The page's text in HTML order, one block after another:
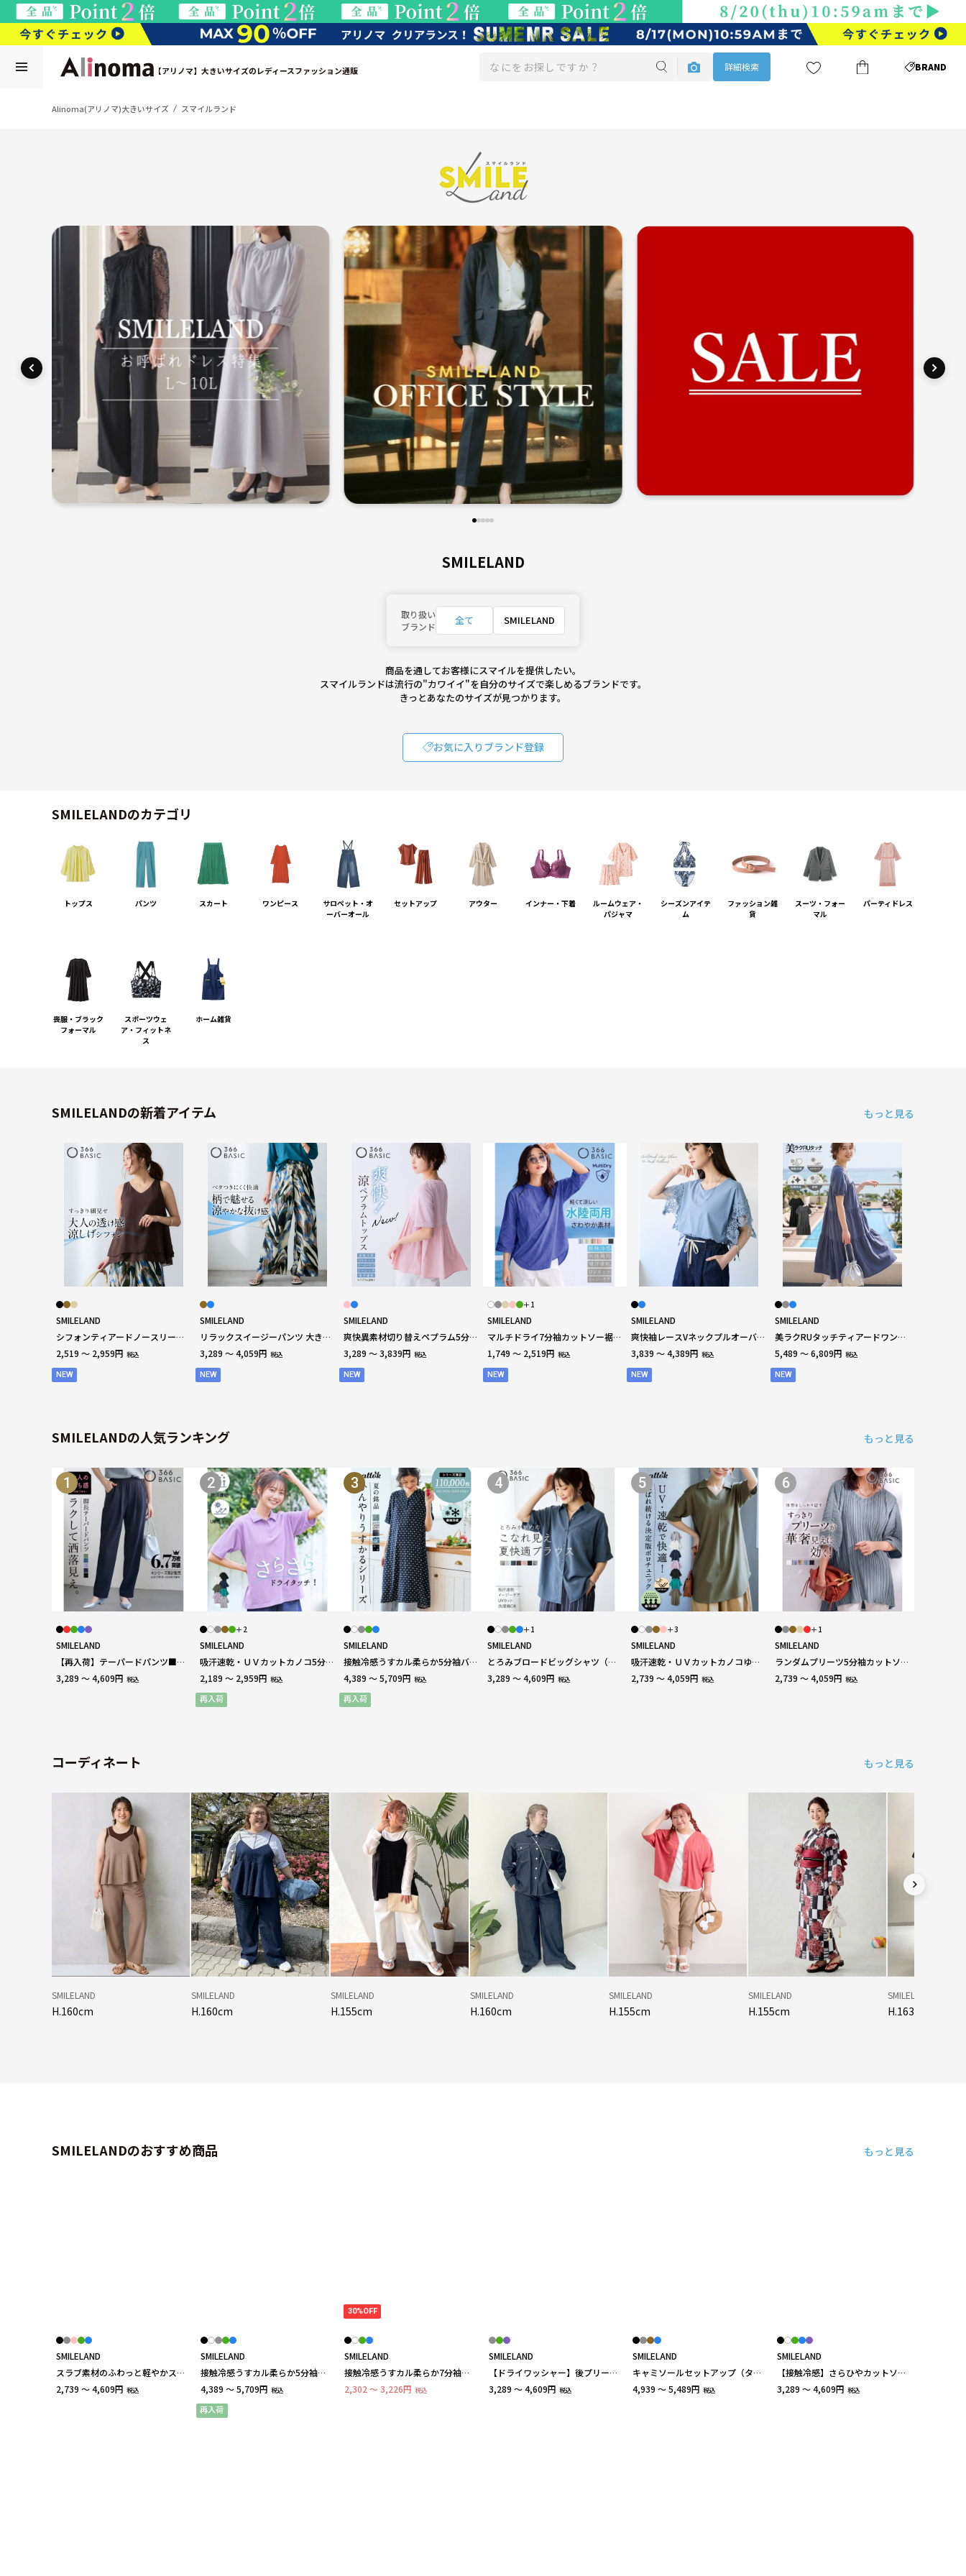
【アリノマ】大きいサイズのレディースファッション通販 詳細検索 BRAND
Alinoma(アリノマ)大きいサイズ スマイルランド
SMILELAND
取り扱い
ブランド
全て SMILELAND
商品を通してお客様にスマイルを提供したい。
スマイルランドは流行の"カワイイ"を自分のサイズで楽しめるブランドです。
きっとあなたのサイズが見つかります。
お気に入りブランド登録
SMILELANDのカテゴリ
トップス パンツ スカート ワンピース
サロペット・オ
ーバーオール
セットアップ アウター インナー・下着
ルームウェア・
パジャマ
シーズンアイテ
ム
ファッション雑
貨
スーツ・フォー
マル
パーティドレス
喪服・ブラック
フォーマル
スポーツウェ
ア・フィットネ
ス
ホーム雑貨
SMILELANDの新着アイテム もっと見る
SMILELAND
シフォンティアードノースリーブ
ブラウス 大きいサイズ
2,519 ～ 2,959円 税込
NEW
SMILELAND
リラックスイージーパンツ 大きい
サイズ
3,289 ～ 4,059円 税込
NEW
SMILELAND
爽快異素材切り替えペプラム5分袖
プルオーバー(接触冷感・吸汗速
乾・イージーケア・UVカット・ス
トレッチ） 大きいサイズ
3,289 ～ 3,839円 税込
NEW
＋1
SMILELAND
マルチドライ7分袖カットソー裾ラ
ウンドチュニック（水陸両用・接
触冷感・UVカット・吸汗速乾） 大
きいサイズ
1,749 ～ 2,519円 税込
NEW
SMILELAND
爽快袖レースVネックプルオーバー
（接触冷感・UVカット・ストレッ
チ） 大きいサイズ
3,839 ～ 4,389円 税込
NEW
SMILELAND
美ラクRUタッチティアードワンピ
ース（接触冷感・UVカット） 大
きいサイズ
5,489 ～ 6,809円 税込
NEW
SMILELANDの人気ランキング もっと見る
1
SMILELAND
【再入荷】テーパードパンツ■大
人の落ち感シリーズ■ 大きいサ
イズ
3,289 ～ 4,609円 税込
2
＋2
SMILELAND
吸汗速乾・ＵＶカットカノコ5分袖
ポロシャツ 大きいサイズ
2,189 ～ 2,959円 税込
再入荷
3
SMILELAND
接触冷感うすカル柔らか5分袖バン
ドカラーワンピース 大きいサイズ
4,389 ～ 5,709円 税込
再入荷
4
＋1
SMILELAND
とろみブロードビッグシャツ（イ
ージーケア・吸汗速乾） 大きい
サイズ
3,289 ～ 4,609円 税込
5
＋3
SMILELAND
吸汗速乾・ＵＶカットカノコゆる
シルエット5分袖ポロチュニック
大きいサイズ
2,739 ～ 4,059円 税込
6
＋1
SMILELAND
ランダムプリーツ5分袖カットソー
Vネックポンチョチュニック 大き
いサイズ
2,739 ～ 4,059円 税込
コーディネート もっと見る
SMILELAND
H.160cm
SMILELAND
H.160cm
SMILELAND
H.155cm
SMILELAND
H.160cm
SMILELAND
H.155cm
SMILELAND
H.155cm
SMILELAND
H.163cm
SMILELANDのおすすめ商品 もっと見る
SMILELAND
スラブ素材のふわっと軽やかスカ
ート見えワイドパンツ（ゆったり
ヒップ） 大きいサイズ
2,739 ～ 4,609円 税込
SMILELAND
接触冷感うすカル柔らか5分袖バ
ンドカラーワンピース 大きいサイ
ズ
4,389 ～ 5,709円 税込
再入荷
30%OFF
SMILELAND
接触冷感うすカル柔らか7分袖ダ
ブルポケットシャツチュニック 大
きいサイズ
2,302 ～ 3,226円 税込
SMILELAND
【ドライワッシャー】後プリーツ
シャツチュニック（吸汗速乾） 大
きいサイズ
3,289 ～ 4,609円 税込
SMILELAND
キャミソールセットアップ（タッ
クキャミソール＋セミワイドパン
ツ） 大きいサイズ
4,939 ～ 5,489円 税込
SMILELAND
【接触冷感】さらひやカットソー
ワイドパンツ（接触冷感・UVカッ
ト）（ロング丈） 大きいサイズ
3,289 ～ 4,609円 税込